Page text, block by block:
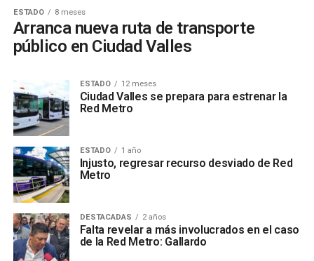
ESTADO 8 meses
Arranca nueva ruta de transporte
público en Ciudad Valles
ESTADO 12 meses
Ciudad Valles se prepara para estrenar la
Red Metro
ESTADO 1 año
Injusto, regresar recurso desviado de Red
Metro
DESTACADAS 2 años
Falta revelar a más involucrados en el caso
de la Red Metro: Gallardo